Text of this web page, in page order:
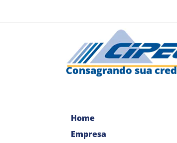
Consagrando sua
Home
Empresa